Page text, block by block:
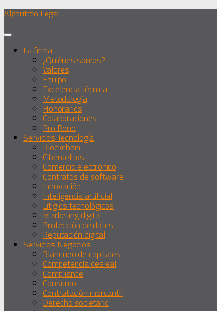
Debajo
del
contenido
Algoritmo Legal
La firma
¿Quiénes somos?
Valores
Equipo
Excelencia técnica
Metodología
Honorarios
Colaboraciones
Pro Bono
Servicios Tecnología
Blockchain
Ciberdelitos
Comercio electrónico
Contratos de software
Innovación
Inteligencia artificial
Litigios tecnológicos
Marketing digital
Protección de datos
Reputación digital
Servicios Negocios
Blanqueo de capitales
Competencia desleal
Compliance
Consumo
Contratación mercantil
Derecho societario